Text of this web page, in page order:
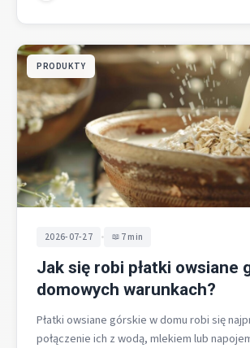
PRODUKTY
2026-07-27 • 7 min
Jak się robi płatki owsiane
domowych warunkach?
Płatki owsiane górskie w domu robi się
połączenie ich z wodą, mlekiem lub